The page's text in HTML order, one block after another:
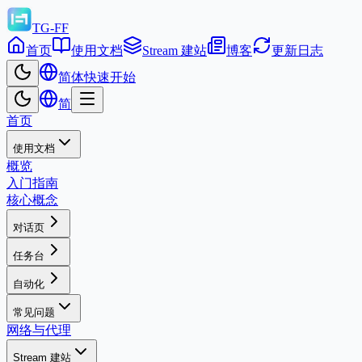
TG-FF
首页
使用文档 Stream 建站 博客
更新日志
简体快速开始
简
首页
使用文档
概览
入门指南
核心概念
对话页
任务台
自动化
常见问题
网络与代理
Stream 建站